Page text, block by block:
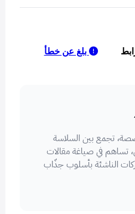
بلغ عن خطأ
تجمع بين السلاسة
تساهم في صياغة مقالات
الناشئة بأسلوب جذّاب